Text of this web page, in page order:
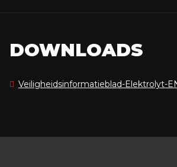
DOWNLOADS
Veiligheidsinformatieblad-Elektrolyt-